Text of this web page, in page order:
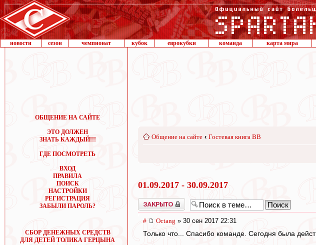
новости сезон чемпионат кубок еврокубки команда карта мира
ОБЩЕНИЕ НА САЙТЕ
ЭТО ДОЛЖЕН
ЗНАТЬ КАЖДЫЙ!!!
ГДЕ ПОСМОТРЕТЬ
ВХОД
ПРАВИЛА
ПОИСК
НАСТРОЙКИ
РЕГИСТРАЦИЯ
ЗАБЫЛИ ПАРОЛЬ?
СБОР ДЕНЕЖНЫХ СРЕДСТВ
ДЛЯ ДЕТЕЙ ТОЛИКА ГЕРЦЫНА
Общение на сайте ‹ Гостевая книга ВВ
01.09.2017 - 30.09.2017
Закрыто
# Octang » 30 сен 2017 22:31
Только что... Спасибо команде. Сегодня была